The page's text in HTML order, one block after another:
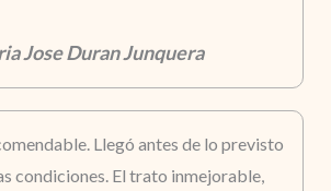
Jose Duran Junquera
Llegó antes de lo previsto
condiciones. El trato inmejorable,